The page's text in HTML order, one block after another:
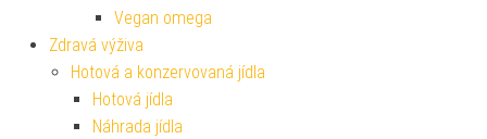
Vegan omega
Zdravá výživa
Hotová a konzervovaná jídla
Hotová jídla
Náhrada jídla